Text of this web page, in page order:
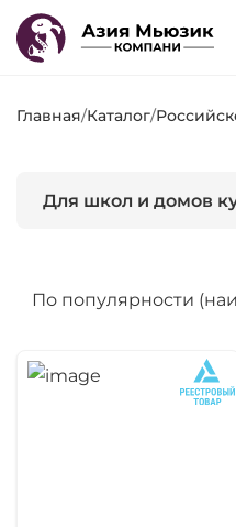
Главная/Каталог/
Для школ и домов